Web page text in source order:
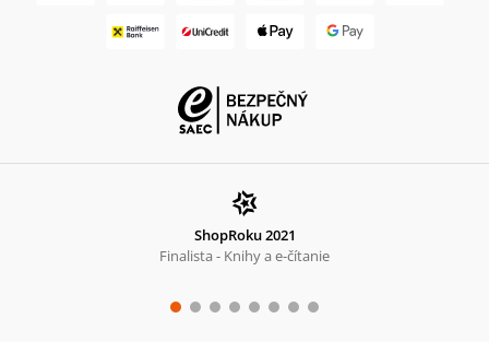
ShopRoku 2021
Finalista - Knihy a e-čítanie